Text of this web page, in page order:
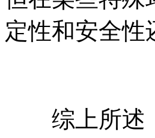
定性和安全性
综上所述，